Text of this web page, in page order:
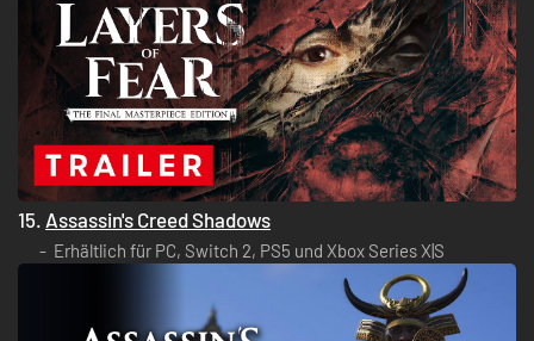
15. Assassin's Creed Shadows
Erhältlich für PC, Switch 2, PS5 und Xbox Series X|S